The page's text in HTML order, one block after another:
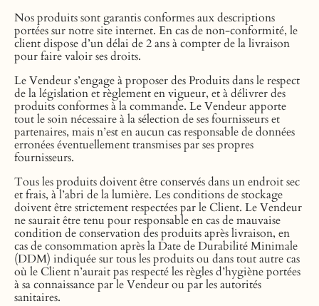
Nos produits sont garantis conformes aux descriptions
portées sur notre site internet. En cas de non-conformité, le
client dispose d’un délai de 2 ans à compter de la livraison
pour faire valoir ses droits.
Le Vendeur s’engage à proposer des Produits dans le respect
de la législation et règlement en vigueur, et à délivrer des
produits conformes à la commande. Le Vendeur apporte
tout le soin nécessaire à la sélection de ses fournisseurs et
partenaires, mais n’est en aucun cas responsable de données
erronées éventuellement transmises par ses propres
fournisseurs.
Tous les produits doivent être conservés dans un endroit sec
et frais, à l’abri de la lumière. Les conditions de stockage
doivent être strictement respectées par le Client. Le Vendeur
ne saurait être tenu pour responsable en cas de mauvaise
condition de conservation des produits après livraison, en
cas de consommation après la Date de Durabilité Minimale
(DDM) indiquée sur tous les produits ou dans tout autre cas
où le Client n’aurait pas respecté les règles d’hygiène portées
à sa connaissance par le Vendeur ou par les autorités
sanitaires.